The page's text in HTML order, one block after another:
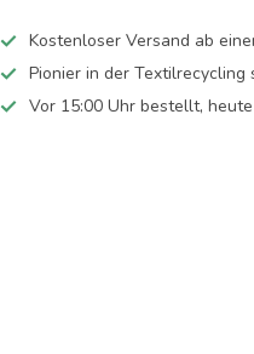
Kostenloser Versand ab
Pionier in der Textilrecycling
Vor 15:00 Uhr bestellt,